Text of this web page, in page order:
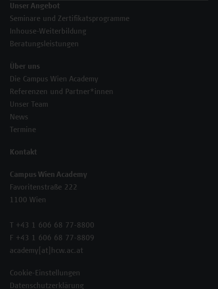
Unser Angebot
Seminare und Zertifikatsprogramme
Inhouse-Weiterbildung
Beratungsleistungen
Über uns
Die Campus Wien Academy
Referenzen und Partner*innen
Unser Team
News
Termine
Kontakt
Campus Wien Academy
Favoritenstraße 222
1100 Wien
T +43 1 606 68 77-8800
F +43 1 606 68 77-8809
academy[at]hcw.ac.at
Cookie-Einstellungen
Datenschutzerklärung